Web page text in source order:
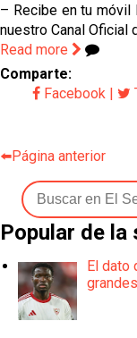
– Recibe en tu
nuestro Canal Oficial
Read more
Comparte:
Facebook |
⬅️Página anterior
Popular de la
El dato